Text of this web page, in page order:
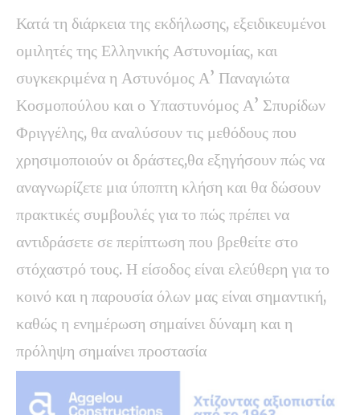
Κατά τη διάρκεια της εκδήλωσης, εξειδικευμένοι
ομιλητές της Ελληνικής Αστυνομίας, και
συγκεκριμένα η Αστυνόμος Α’ Παναγιώτα
Κοσμοπούλου και ο Υπαστυνόμος Α’ Σπυρίδων
Φριγγέλης, θα αναλύσουν τις μεθόδους που
χρησιμοποιούν οι δράστες,θα εξηγήσουν πώς να
αναγνωρίζετε μια ύποπτη κλήση και θα δώσουν
πρακτικές συμβουλές για το πώς πρέπει να
αντιδράσετε σε περίπτωση που βρεθείτε στο
στόχαστρό τους. Η είσοδος είναι ελεύθερη για το
κοινό και η παρουσία όλων μας είναι σημαντική,
καθώς η ενημέρωση σημαίνει δύναμη και η
πρόληψη σημαίνει προστασία